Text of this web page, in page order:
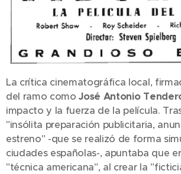
La crítica cinematográfica local,
del ramo comoJosé Antonio
impacto y la fuerza de la película.
"insólita preparación publicitaria,
estreno" -que se realizó de forma
ciudades españolas-, apuntaba que
"técnica americana", al crear la